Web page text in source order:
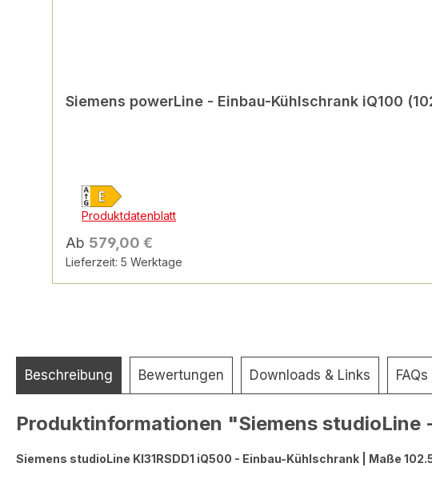
Siemens powerLine - Einbau-Kühlschrank iQ100
Produktdatenblatt
Ab 579,00 €
Lieferzeit: 5 Werktage
Beschreibung Bewertungen Downloads & Links FAQs
Produktinformationen "Siemens studioLine
Siemens studioLine KI31RSDD1 iQ500 - Einbau-Kühlschrank | Maße